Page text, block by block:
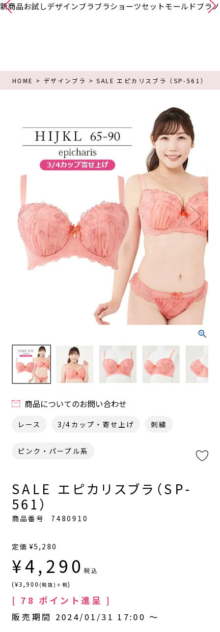
新商品お試しデザインブラブラショーツセットモールドブラ
HOME デザインブラ SALE エピカリスブラ（SP-561）
商品についてのお問い合わせ
レース 3/4カップ・寄せ上げ 刺繍
ピンク・パープル系
SALE エピカリスブラ（SP-
561）
商品番号 7480910
定価 ¥5,280
¥4,290 税込
(¥3,900 (税抜)＋税)
[ 78 ポイント進呈 ]
販売期間 2024/01/31 17:00 〜